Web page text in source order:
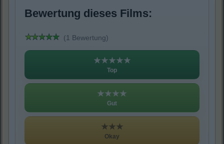
Bewertung dieses Films:
(1 Bewertung)
★★★★★
Top
★★★★
Gut
★★★
Okay